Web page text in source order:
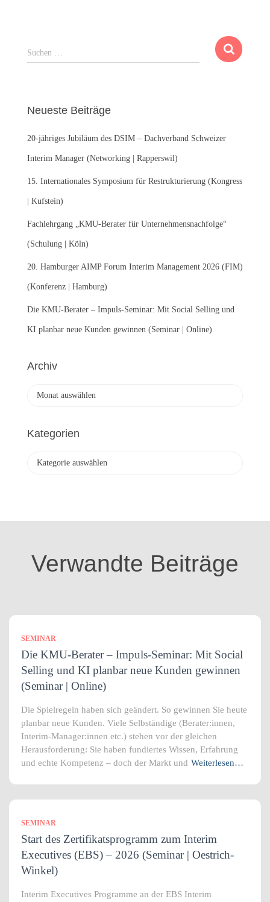
S
u
n
a
c
:
Suchen …
Neueste Beiträge
20-jähriges Jubiläum des DSIM – Dachverband Schweizer
Interim Manager (Networking | Rapperswil)
15. Internationales Symposium für Restrukturierung (Kongress
| Kufstein)
Fachlehrgang „KMU-Berater für Unternehmensnachfolge“
(Schulung | Köln)
20. Hamburger AIMP Forum Interim Management 2026 (FIM)
(Konferenz | Hamburg)
Die KMU-Berater – Impuls-Seminar: Mit Social Selling und
KI planbar neue Kunden gewinnen (Seminar | Online)
Archiv
h
Kategorien
o
Verwandte Beiträge
SEMINAR
Die KMU-Berater – Impuls-Seminar: Mit Social
Selling und KI planbar neue Kunden gewinnen
(Seminar | Online)
Die Spielregeln haben sich geändert. So gewinnen Sie heute
planbar neue Kunden. Viele Selbständige (Berater:innen,
Interim-Manager:innen etc.) stehen vor der gleichen
Herausforderung: Sie haben fundiertes Wissen, Erfahrung
und echte Kompetenz – doch der Markt und Weiterlesen…
SEMINAR
Start des Zertifikatsprogramm zum Interim
Executives (EBS) – 2026 (Seminar | Oestrich-
Winkel)
Interim Executives Programme an der EBS Interim